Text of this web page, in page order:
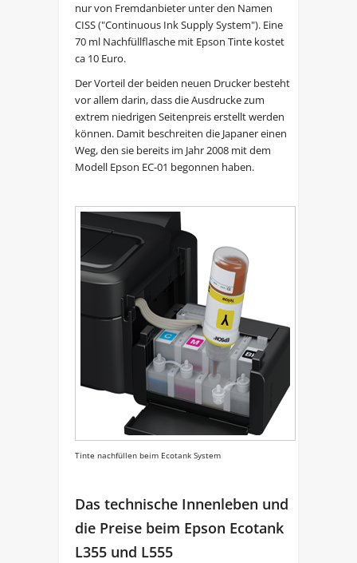
nur von Fremdanbieter unter den Namen
CISS ("Continuous Ink Supply System"). Eine
70 ml Nachfüllflasche mit Epson Tinte kostet
ca 10 Euro.
Der Vorteil der beiden neuen Drucker besteht
vor allem darin, dass die Ausdrucke zum
extrem niedrigen Seitenpreis erstellt werden
können. Damit beschreiten die Japaner einen
Weg, den sie bereits im Jahr 2008 mit dem
Modell Epson EC-01 begonnen haben.
Tinte nachfüllen beim Ecotank System
Das technische Innenleben und
die Preise beim Epson Ecotank
L355 und L555